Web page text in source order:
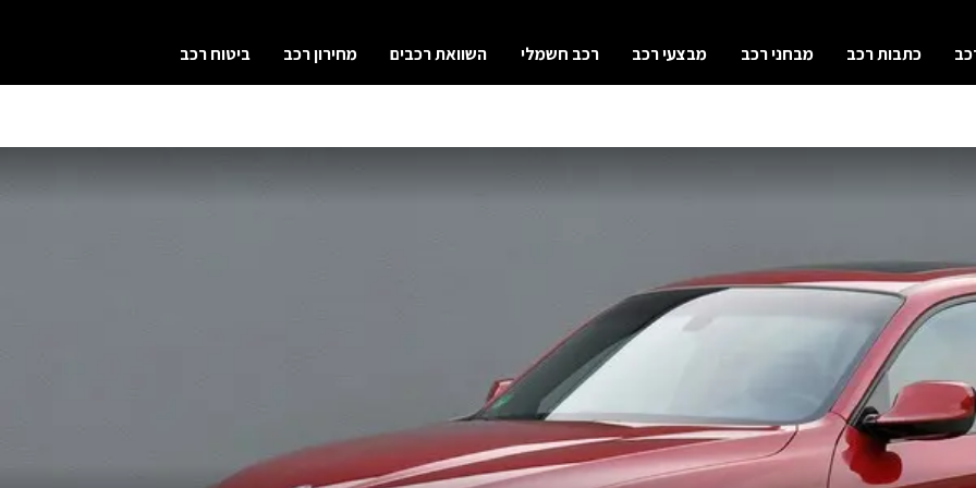
כתבות רכב מבחני רכב מבצעי רכב רכב חשמלי השוואת רכבים מחירון רכב ביטוח רכב